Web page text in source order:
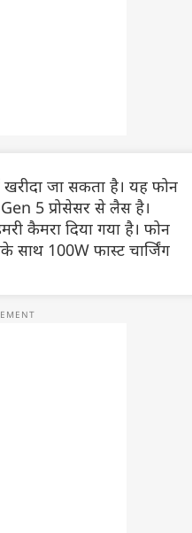
जा सकता है। यह फोन
5 प्रोसेसर से लैस है।
कैमरा दिया गया है। फोन
साथ 100W फास्ट चार्जिंग